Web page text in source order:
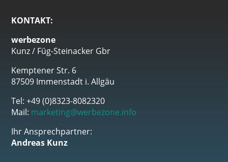
KONTAKT:
werbezone
Kunz / Füg-Steinacker Gbr
Kemptener Str. 6
87509 Immenstadt i. Allgäu
Tel: +49 (0)8323-8082320
Mail: marketing@werbezone.info
Ihr Ansprechpartner:
Andreas Kunz